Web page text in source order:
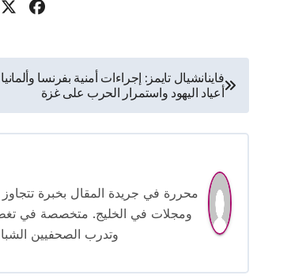
تصفّح
المقالات
فاينانشيال تايمز: إجراءات أمنية بفرنسا
أعياد اليهود واستمرار الحرب على غزة
ومجلات في الخليج. متخصصة في
وتدرب الصحفيين